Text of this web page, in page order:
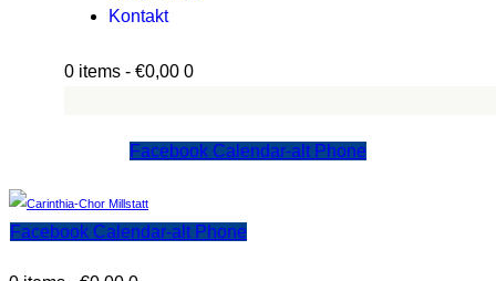
Kontakt
0 items - €0,00 0
Facebook Calendar-alt Phone
Facebook Calendar-alt Phone